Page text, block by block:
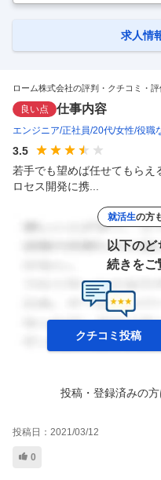
した、同社の基幹システム（生
点のシステムを企画から設計・
求人情
ローム株式会社の評判・クチコミ・評
良い点 仕事内容
エンジニア 正社員 20代 女性 役職
3.5
若手でも望めば任せてもらえ
ロセス開発に携...
就活生の方
以下の
続きをご
クチコミ投稿
投稿・登録済みの方
投稿日： 2021/03/12
0